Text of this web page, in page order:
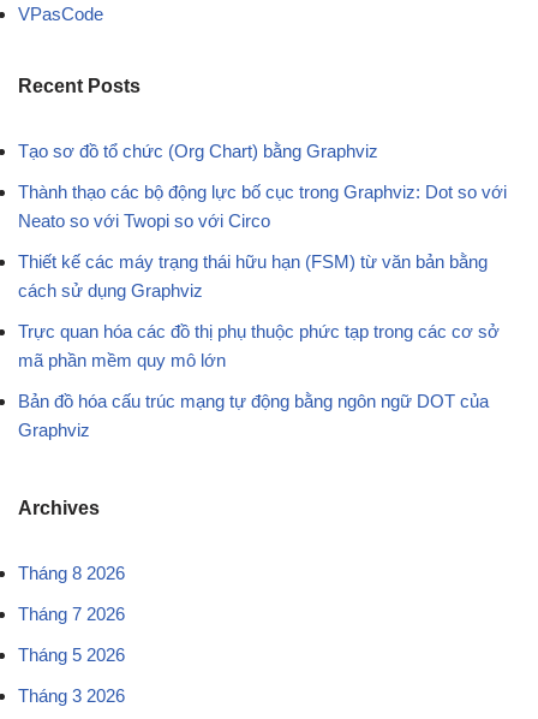
VPasCode
Recent Posts
Tạo sơ đồ tổ chức (Org Chart) bằng Graphviz
Thành thạo các bộ động lực bố cục trong Graphviz: Dot so với
Neato so với Twopi so với Circo
Thiết kế các máy trạng thái hữu hạn (FSM) từ văn bản bằng
cách sử dụng Graphviz
Trực quan hóa các đồ thị phụ thuộc phức tạp trong các cơ sở
mã phần mềm quy mô lớn
Bản đồ hóa cấu trúc mạng tự động bằng ngôn ngữ DOT của
Graphviz
Archives
Tháng 8 2026
Tháng 7 2026
Tháng 5 2026
Tháng 3 2026